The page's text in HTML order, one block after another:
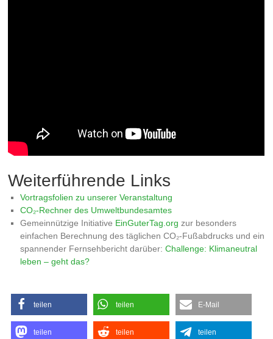
Weiterführende Links
Vortragsfolien zu unserer Veranstaltung
CO₂-Rechner des Umweltbundesamtes
Gemeinnützige Initiative EinGuterTag.org zur besonders
einfachen Berechnung des täglichen CO₂-Fußabdrucks und ein
spannender Fernsehbericht darüber:Challenge: Klimaneutral
leben – geht das?
teilen teilen E-Mail
teilen teilen teilen